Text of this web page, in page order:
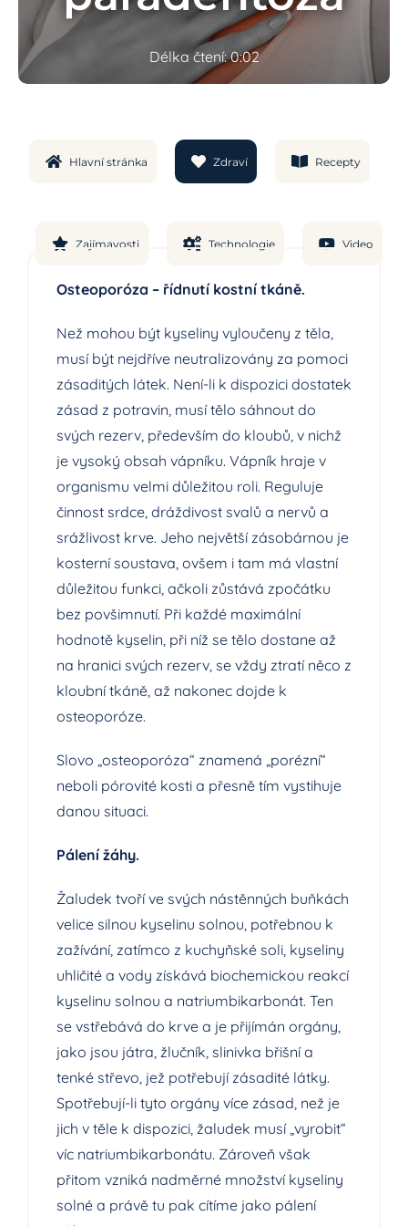
Hlavní stránka Zdraví Recepty
Zajímavosti Technologie Video
Délka čtení: 0:02
Osteoporóza – řídnutí kostní tkáně.
Než mohou být kyseliny vyloučeny z těla,
musí být nejdříve neutralizovány za pomoci
zásaditých látek. Není-li k dispozici dostatek
zásad z potravin, musí tělo sáhnout do
svých rezerv, především do kloubů, v nichž
je vysoký obsah vápníku. Vápník hraje v
organismu velmi důležitou roli. Reguluje
činnost srdce, dráždivost svalů a nervů a
srážlivost krve. Jeho největší zásobárnou je
kosterní soustava, ovšem i tam má vlastní
důležitou funkci, ačkoli zůstává zpočátku
bez povšimnutí. Při každé maximální
hodnotě kyselin, při níž se tělo dostane až
na hranici svých rezerv, se vždy ztratí něco z
kloubní tkáně, až nakonec dojde k
osteoporóze.
Slovo „osteoporóza“ znamená „porézní“
neboli pórovité kosti a přesně tím vystihuje
danou situaci.
Pálení žáhy.
Žaludek tvoří ve svých nástěnných buňkách
velice silnou kyselinu solnou, potřebnou k
zažívání, zatímco z kuchyňské soli, kyseliny
uhličité a vody získává biochemickou reakcí
kyselinu solnou a natriumbikarbonát. Ten
se vstřebává do krve a je přijímán orgány,
jako jsou játra, žlučník, slinivka břišní a
tenké střevo, jež potřebují zásadité látky.
Spotřebují-li tyto orgány více zásad, než je
jich v těle k dispozici, žaludek musí „vyrobit“
víc natriumbikarbonátu. Zároveň však
přitom vzniká nadměrné množství kyseliny
solné a právě tu pak cítíme jako pálení